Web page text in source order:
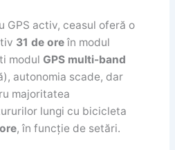
GPS activ, ceasul oferă o
31 de oreîn modul
modul GPS multi-band
autonomia scade, dar
majoritatea
lungi cu bicicleta
, în funcție de setări.